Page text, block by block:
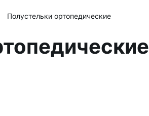
Полустельки ортопедические